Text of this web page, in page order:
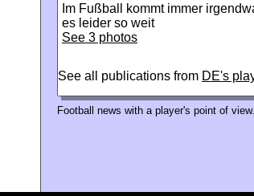
Im Fußball kommt immer
es leider so weit
See 3 photos
See all publications from DE's
Football news with a player's point of view.